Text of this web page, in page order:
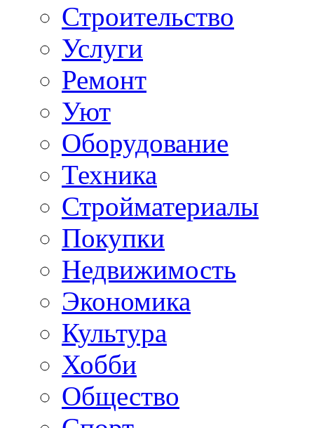
Строительство
Услуги
Ремонт
Уют
Оборудование
Техника
Стройматериалы
Покупки
Недвижимость
Экономика
Культура
Хобби
Общество